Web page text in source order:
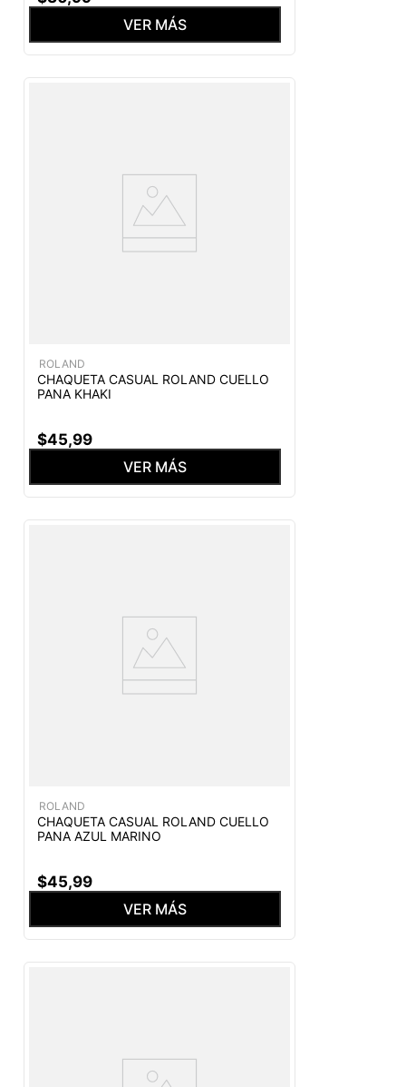
VER MÁS
ROLAND
CHAQUETA CASUAL ROLAND CUELLO
PANA KHAKI
$45,99
VER MÁS
ROLAND
CHAQUETA CASUAL ROLAND CUELLO
PANA AZUL MARINO
$45,99
VER MÁS